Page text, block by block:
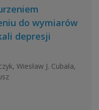
do wymiarów
depresji
Wiesław J. Cubała,